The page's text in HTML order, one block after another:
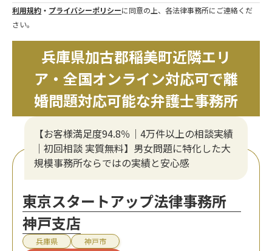
利用規約 ・ プライバシーポリシーに同意の上、各法律事務所にご連絡くだ
さい。
兵庫県加古郡稲美町近隣エリ
ア・全国オンライン対応可で離
婚問題対応可能な弁護士事務所
【お客様満足度94.8％｜4万件以上の相談実績
｜初回相談 実質無料】男女問題に特化した大
規模事務所ならではの実績と安心感
東京スタートアップ法律事務所
神戸支店
兵庫県 神戸市